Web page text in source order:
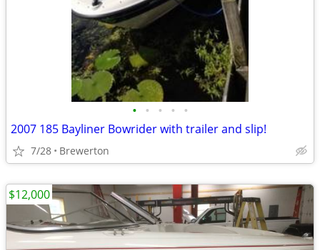
• • • • •
2007 185 Bayliner Bowrider with trailer and slip!
7/28 Brewerton
$12,000